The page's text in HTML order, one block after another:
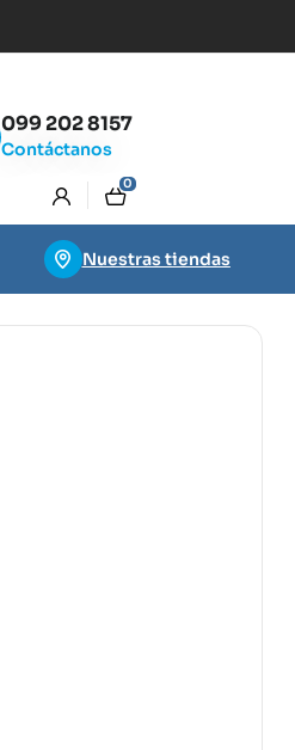
099 202 8157
Contáctanos
0
Nuestras tiendas